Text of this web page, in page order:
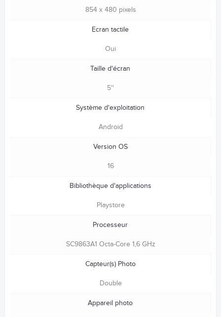
854 x 480 pixels
Ecran tactile
Oui
Taille d'écran
5''
Système d'exploitation
Android
Version OS
16
Bibliothèque d'applications
Playstore
Processeur
SC9863A1 Octa-Core 1,6 GHz
Capteur(s) Photo
Double
Appareil photo